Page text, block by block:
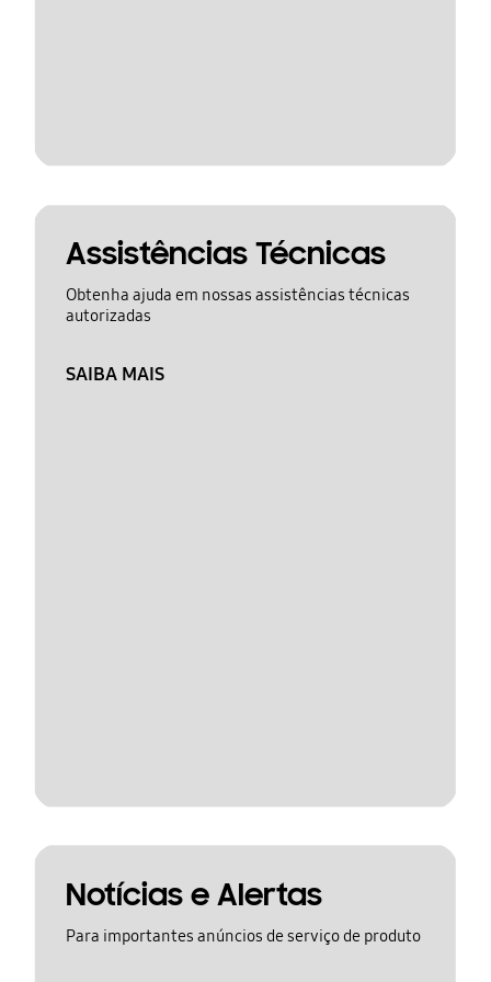
Assistências Técnicas
Obtenha ajuda em nossas assistências técnicas
autorizadas
SAIBA MAIS
Notícias e Alertas
Para importantes anúncios de serviço de produto